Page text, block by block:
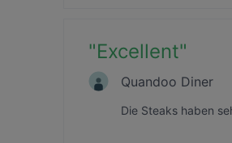
"Excellent"
Quandoo Diner
Die Steaks haben